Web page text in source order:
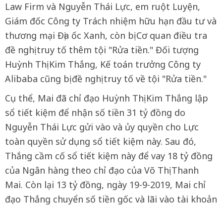
Law Firm và Nguyễn Thái Lực, em ruột Luyện,
Giám đốc Công ty Trách nhiệm hữu hạn đầu tư và
thương mại Địa ốc Xanh, còn bị Cơ quan điều tra
đề nghị truy tố thêm tội "Rửa tiền." Đối tượng
Huỳnh Thị Kim Thắng, Kế toán trưởng Công ty
Alibaba cũng bị đề nghị truy tố về tội "Rửa tiền."
Cụ thể, Mai đã chỉ đạo Huỳnh Thị Kim Thắng lập
sổ tiết kiệm để nhận số tiền 31 tỷ đồng do
Nguyễn Thái Lực gửi vào và ủy quyền cho Lực
toàn quyền sử dụng sổ tiết kiệm này. Sau đó,
Thắng cầm cố sổ tiết kiệm này để vay 18 tỷ đồng
của Ngân hàng theo chỉ đạo của Võ Thị Thanh
Mai. Còn lại 13 tỷ đồng, ngày 19-9-2019, Mai chỉ
đạo Thắng chuyển số tiền gốc và lãi vào tài khoản